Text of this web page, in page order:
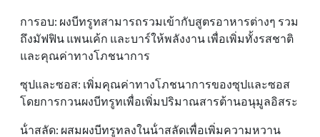
การอบ: ผงบีทรูทสามารถรวมเข้ากับสูตรอาหารต่างๆ รวม
ถึงมัฟฟิน แพนเค้ก และบาร์ให้พลังงาน เพื่อเพิ่มทั้งรสชาติ
และคุณค่าทางโภชนาการ
ซุปและซอส: เพิ่มคุณค่าทางโภชนาการของซุปและซอส
โดยการกวนผงบีทรูทเพื่อเพิ่มปริมาณสารต้านอนุมูลอิสระ
น้ําสลัด: ผสมผงบีทรูทลงในน้ําสลัดเพื่อเพิ่มความหวาน